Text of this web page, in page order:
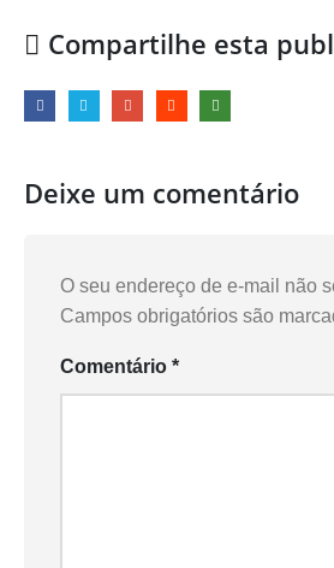
Compartilhe esta
Deixe um comentário
O seu endereço de e-mail não
Campos obrigatórios são
Comentário *